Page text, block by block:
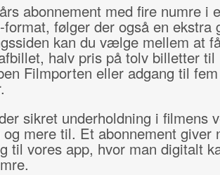
abonnement med fire numre i
følger der også en ekstra
kan du vælge mellem at
halv pris på tolv billetter til
Filmporten eller adgang til
sikret underholdning i filmens
mere til. Et abonnement giver
til vores app, hvor man digitalt